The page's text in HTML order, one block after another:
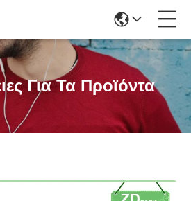
Για Τα Προϊόντα